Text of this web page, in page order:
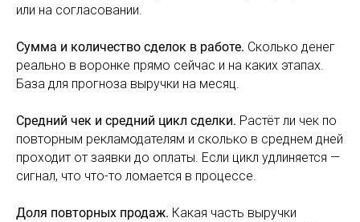
или на согласовании.
Сумма и количество сделок в работе. Сколько денег
реально в воронке прямо сейчас и на каких этапах.
База для прогноза выручки на месяц.
Средний чек и средний цикл сделки. Растёт ли чек по
повторным рекламодателям и сколько в среднем дней
проходит от заявки до оплаты. Если цикл удлиняется —
сигнал, что что-то ломается в процессе.
Доля повторных продаж. Какая часть выручки